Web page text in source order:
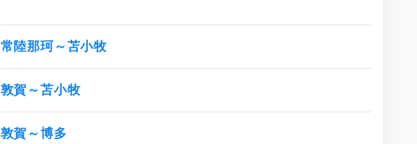
常陸那珂～苫小牧
敦賀～苫小牧
敦賀～博多